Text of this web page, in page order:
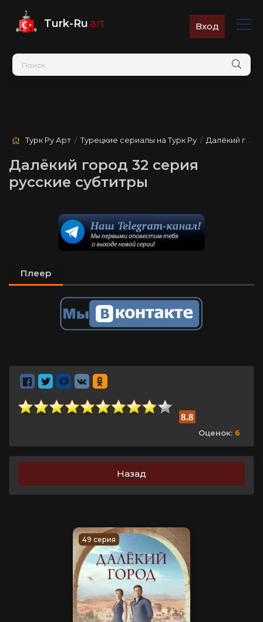
Turk-Ru.art Вход
Турк Ру Арт /Турецкие сериалы на Турк Ру / Далёкий город
Далёкий город 32 серия
русские субтитры
Плеер
8.8
Оценок: 6
Назад
49 серия